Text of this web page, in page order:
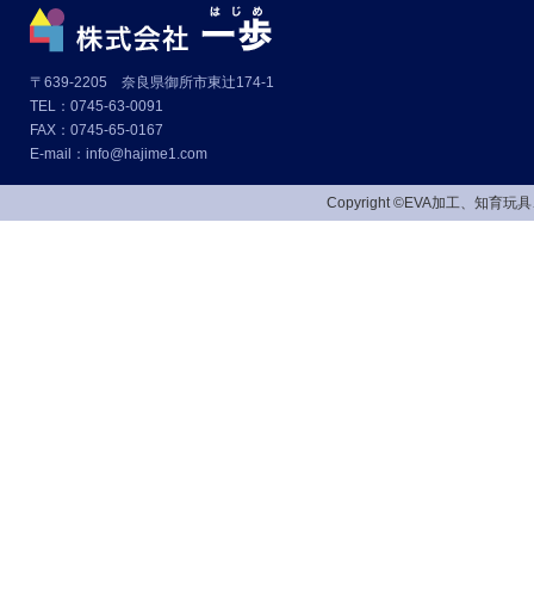
〒639-2205 奈良県御所市東辻174-1
TEL：0745-63-0091
FAX：0745-65-0167
E-mail：info@hajime1.com
Copyright ©EVA加工、知育玩